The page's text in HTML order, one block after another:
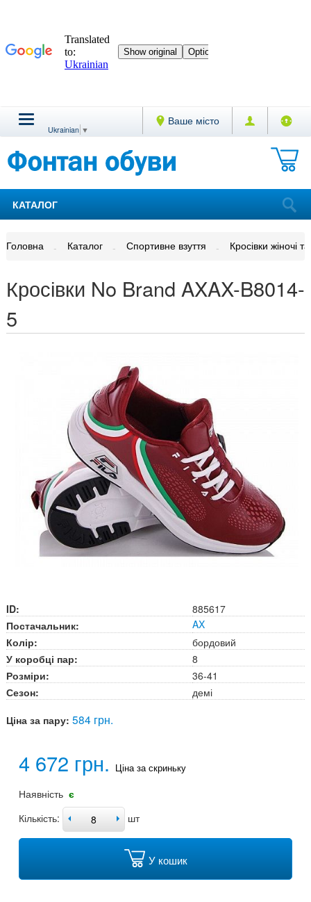
Ваше місто
Ukrainian ▼
КАТАЛОГ
Головна Каталог Спортивне взуття Кросівки жіночі та
Кросівки No Brand AXAX-B8014-
5
ID:
885617
Постачальник:
AX
Колір:
бордовий
У коробці пар:
8
Розміри:
36-41
Сезон:
демі
Ціна за пару: 584 грн.
4 672 грн. Ціна за скриньку
Наявність є
Кількість:
шт
У кошик